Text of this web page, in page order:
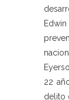
22
delito